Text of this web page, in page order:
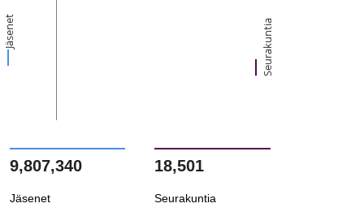
Jäsenet Seurakuntia
9,807,340
Jäsenet
18,501
Seurakuntia